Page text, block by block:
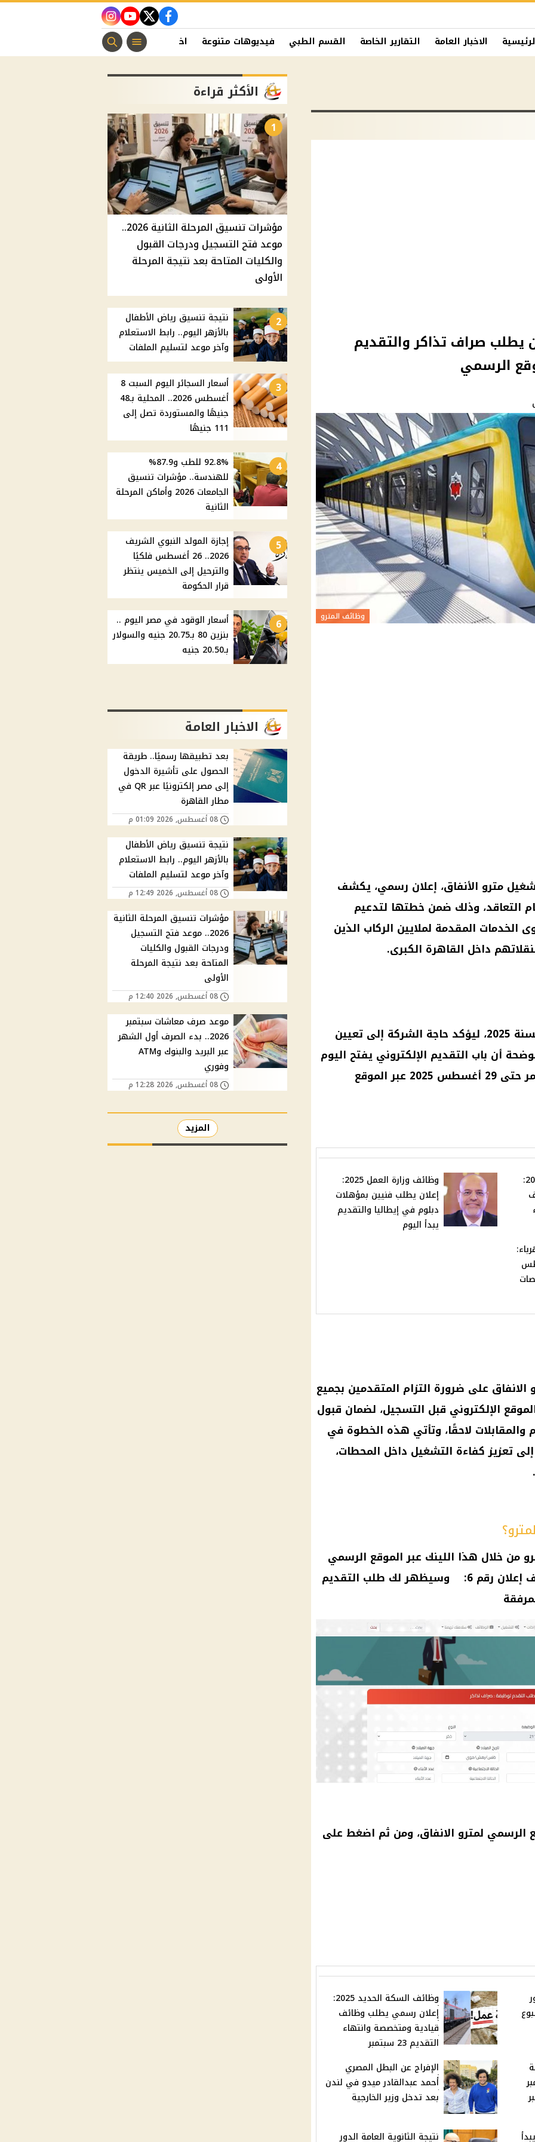
facebook
twitter
youtube
instagram
الاخبار العامة التقارير الخاصة القسم الطبي فيديوهات متنوعة اخبار الفن منوعات مسيحية
2025: إعلان يطلب صراف تذاكر والتقديم
وظائف المترو
مترو الأنفاق، إعلان رسمي، يكشف
التعاقد، وذلك ضمن خطتها لتدعيم
المقدمة لملايين الركاب الذين
داخل القاهرة الكبرى.
الشركة إلى تعيين
أن باب التقديم الإلكتروني يفتح اليوم
حتى 29
أغسطس 2025 عبر الموقع
وظائف السكة الحديد 2025:
وظائف وزارة العمل 2025:
إعلان يطلب فنيين بمؤهلات
دبلوم في إيطاليا والتقديم
يبدأ اليوم
اغسطس
الانفاق على ضرورة التزام المتقدمين بجميع
الإلكتروني قبل التسجيل، لضمان قبول
والمقابلات لاحقًا، وتأتي هذه الخطوة في
تعزيز كفاءة التشغيل داخل المحطات،
من خلال هذا اللينك عبر الموقع الرسمي
إعلان رقم 6: وسيظهر لك طلب التقديم
الرسمي لمترو الانفاق، ومن ثم اضغط على
وظائف السكة الحديد 2025:
إعلان رسمي يطلب وظائف
قيادية ومتخصصة وانتهاء
التقديم 23 سبتمبر
الإفراج عن البطل المصري
أحمد عبدالقادر ميدو في لندن
بعد تدخل وزير الخارجية
نتيجة الثانوية العامة الدور
الأكثر قراءة
1
مؤشرات تنسيق المرحلة الثانية 2026..
موعد فتح التسجيل ودرجات القبول
والكليات المتاحة بعد نتيجة المرحلة
الأولى
2
نتيجة تنسيق رياض الأطفال
بالأزهر اليوم.. رابط الاستعلام
وآخر موعد لتسليم الملفات
3
أسعار السجائر اليوم السبت 8
أغسطس 2026.. المحلية بـ48
جنيهًا والمستوردة تصل إلى
111 جنيهًا
4
92.8% للطب و87.9%
للهندسة.. مؤشرات تنسيق
الجامعات 2026 وأماكن المرحلة
الثانية
5
إجازة المولد النبوي الشريف
2026.. 26 أغسطس فلكيًا
والترحيل إلى الخميس ينتظر
قرار الحكومة
6
أسعار الوقود في مصر اليوم ..
بنزين 80 بـ20.75 جنيه والسولار
بـ20.50 جنيه
الاخبار العامة
بعد تطبيقها رسميًا.. طريقة
الحصول على تأشيرة الدخول
إلى مصر إلكترونيًا عبر QR في
مطار القاهرة
08 أغسطس, 2026 01:09 م
نتيجة تنسيق رياض الأطفال
بالأزهر اليوم.. رابط الاستعلام
وآخر موعد لتسليم الملفات
08 أغسطس, 2026 12:49 م
مؤشرات تنسيق المرحلة الثانية
2026.. موعد فتح التسجيل
ودرجات القبول والكليات
المتاحة بعد نتيجة المرحلة
الأولى
08 أغسطس, 2026 12:40 م
موعد صرف معاشات سبتمبر
2026.. بدء الصرف أول الشهر
عبر البريد والبنوك وATM
وفوري
08 أغسطس, 2026 12:28 م
المزيد